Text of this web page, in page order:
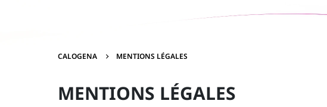
CALOGENA MENTIONS LÉGALES
MENTIONS LÉGALES